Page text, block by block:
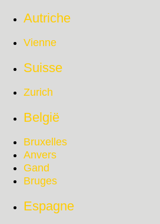
Autriche
Vienne
Suisse
Zurich
België
Bruxelles
Anvers
Gand
Bruges
Espagne